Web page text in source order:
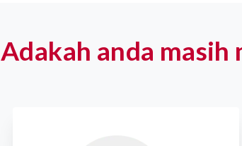
Adakah anda